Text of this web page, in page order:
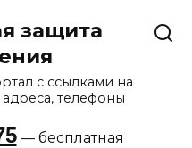
защита
с ссылками на
телефоны
— бесплатная